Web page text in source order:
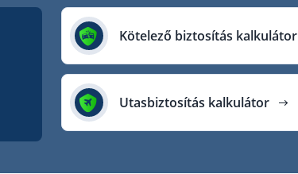
Kötelező biztosítás kalkulátor
Utasbiztosítás kalkulátor